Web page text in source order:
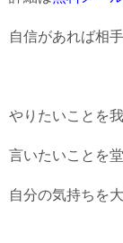
自信があれば相
やりたいことを
言いたいことを
自分の気持ちを